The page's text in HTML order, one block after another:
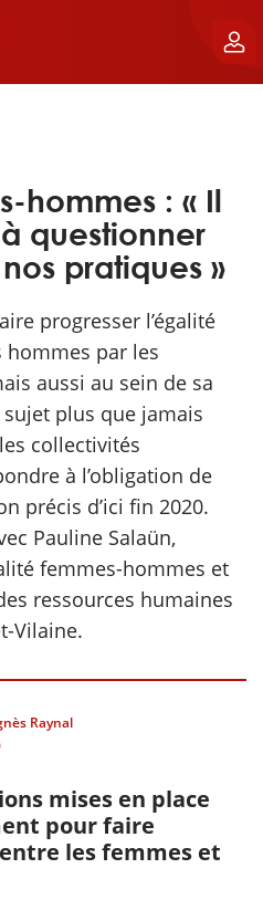
hommes : « Il
questionner
pratiques »
progresser l’égalité
hommes par les
aussi au sein de sa
plus que jamais
collectivités
à l’obligation de
précis d’ici fin 2020.
Pauline Salaün,
femmes-hommes et
ressources humaines
Vilaine.
Raynal
mises en place
pour faire
les femmes et